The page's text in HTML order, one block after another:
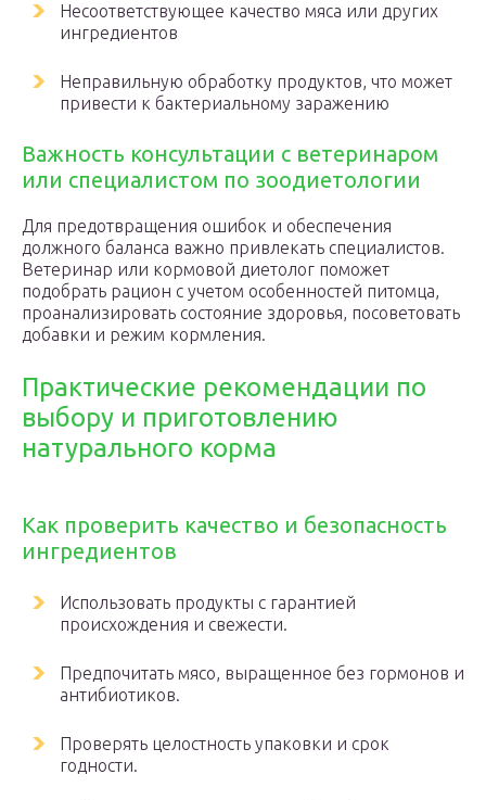
Несоответствующее качество мяса или других
ингредиентов
Неправильную обработку продуктов, что может
привести к бактериальному заражению
Важность консультации с ветеринаром
или специалистом по зоодиетологии
Для предотвращения ошибок и обеспечения
должного баланса важно привлекать специалистов.
Ветеринар или кормовой диетолог поможет
подобрать рацион с учетом особенностей питомца,
проанализировать состояние здоровья, посоветовать
добавки и режим кормления.
Практические рекомендации по
выбору и приготовлению
натурального корма
Как проверить качество и безопасность
ингредиентов
Использовать продукты с гарантией
происхождения и свежести.
Предпочитать мясо, выращенное без гормонов и
антибиотиков.
Проверять целостность упаковки и срок
годности.